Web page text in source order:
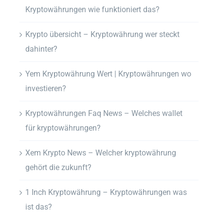
Kryptowährungen wie funktioniert das?
Krypto übersicht – Kryptowährung wer steckt
dahinter?
Yem Kryptowährung Wert | Kryptowährungen wo
investieren?
Kryptowährungen Faq News – Welches wallet
für kryptowährungen?
Xem Krypto News – Welcher kryptowährung
gehört die zukunft?
1 Inch Kryptowährung – Kryptowährungen was
ist das?